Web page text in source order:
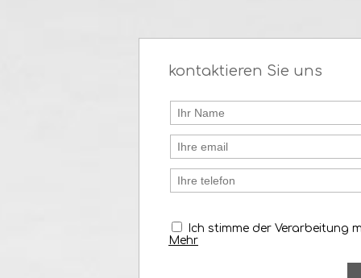
kontaktieren Sie uns
Ich stimme der Verarbeitung
Mehr